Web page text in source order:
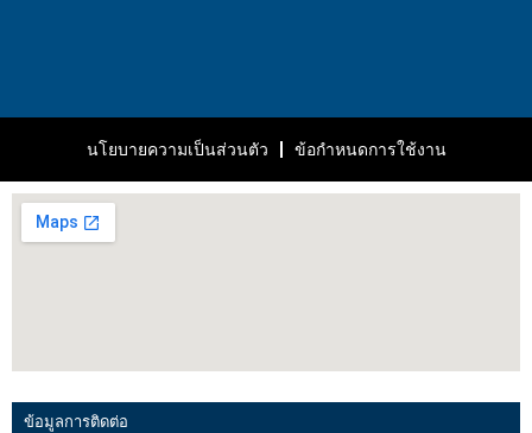
นโยบายความเป็นส่วนตัว ข้อกำหนดการใช้งาน
ข้อมูลการติดต่อ